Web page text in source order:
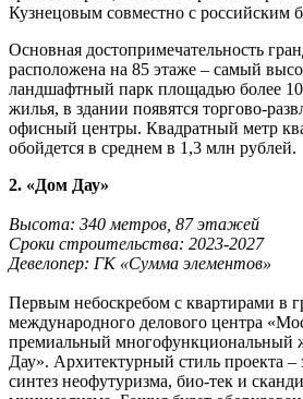
Кузнецовым совместно с российским
Основная достопримечательность
расположена на 85 этаже – самый
ландшафтный парк площадью более
жилья, в здании появятся торгово-
офисный центры. Квадратный метр
обойдется в среднем в 1,3 млн рублей.
2. «Дом Дау»
Высота: 340 метров, 87 этажей
Сроки строительства: 2023-2027
Девелопер: ГК «Сумма элементов»
Первым небоскребом с квартирами в
международного делового центра
премиальный многофункциональный
Дау». Архитектурный стиль проекта
синтез неофутуризма, био-тек и